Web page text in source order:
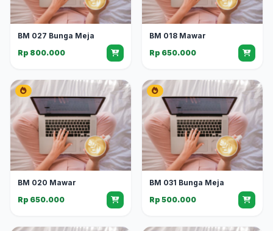
BM 027 Bunga Meja
Rp 800.000
BM 018 Mawar
Rp 650.000
BM 020 Mawar
Rp 650.000
BM 031 Bunga Meja
Rp 500.000